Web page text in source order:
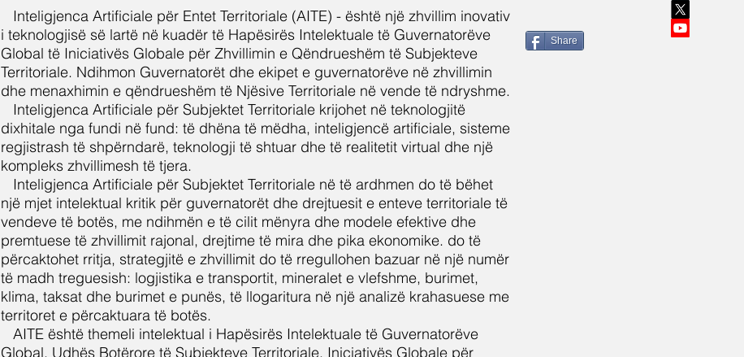
Inteligjenca Artificiale për Entet Territoriale (AITE) - është një zhvillim inovativ
i teknologjisë së lartë në kuadër të Hapësirës Intelektuale të Guvernatorëve
Global të Iniciativës Globale për Zhvillimin e Qëndrueshëm të Subjekteve
Territoriale. Ndihmon Guvernatorët dhe ekipet e guvernatorëve në zhvillimin
dhe menaxhimin e qëndrueshëm të Njësive Territoriale në vende të ndryshme.
Inteligjenca Artificiale për Subjektet Territoriale krijohet në teknologjitë
dixhitale nga fundi në fund: të dhëna të mëdha, inteligjencë artificiale, sisteme
regjistrash të shpërndarë, teknologji të shtuar dhe të realitetit virtual dhe një
kompleks zhvillimesh të tjera.
Inteligjenca Artificiale për Subjektet Territoriale në të ardhmen do të bëhet
një mjet intelektual kritik për guvernatorët dhe drejtuesit e enteve territoriale të
vendeve të botës, me ndihmën e të cilit mënyra dhe modele efektive dhe
premtuese të zhvillimit rajonal, drejtime të mira dhe pika ekonomike. do të
përcaktohet rritja, strategjitë e zhvillimit do të rregullohen bazuar në një numër
të madh treguesish: logjistika e transportit, mineralet e vlefshme, burimet,
klima, taksat dhe burimet e punës, të llogaritura në një analizë krahasuese me
territoret e përcaktuara të botës.
AITE është themeli intelektual i Hapësirës Intelektuale të Guvernatorëve
Global, Udhës Botërore të Subjekteve Territoriale, Iniciativës Globale për
Share